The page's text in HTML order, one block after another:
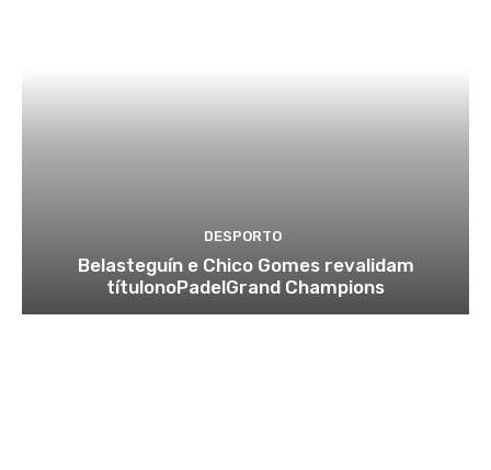
DESPORTO
Belasteguín e Chico Gomes revalidam
títulonoPadelGrand Champions